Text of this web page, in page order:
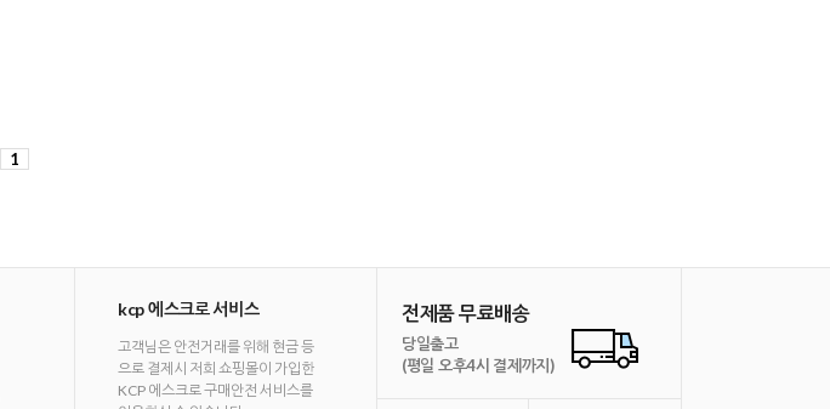
1
kcp 에스크로 서비스
고객님은 안전거래를 위해 현금 등
으로 결제시 저희 쇼핑몰이 가입한
KCP 에스크로 구매안전 서비스를
전제품 무료배송
당일출고
(평일 오후4시 결제까지)